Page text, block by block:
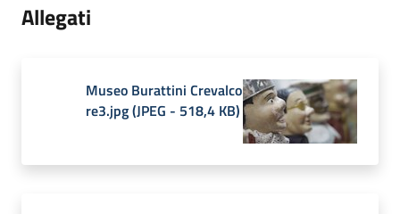
Allegati
Museo Burattini Crevalco
re3.jpg(JPEG - 518,4 KB)